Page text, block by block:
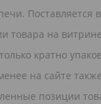
товара на
кратно
на сайте
позиции